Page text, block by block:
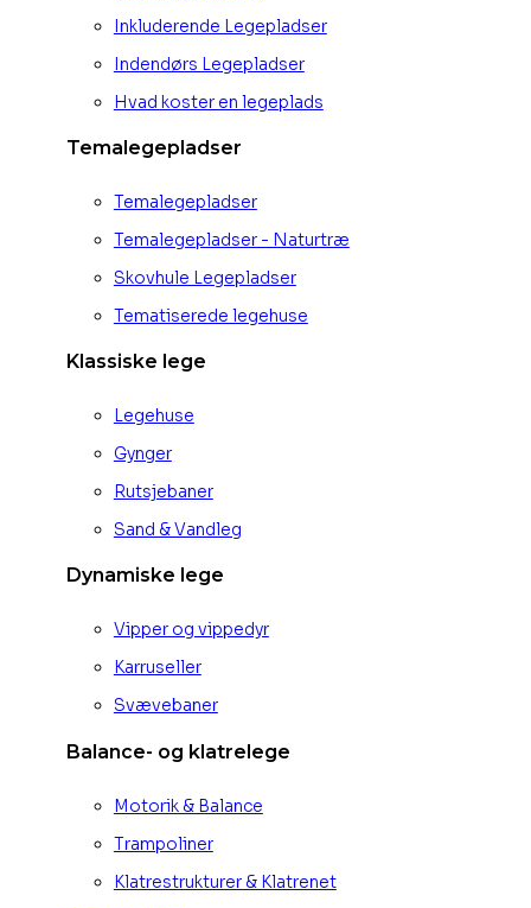
Inkluderende Legepladser
Indendørs Legepladser
Hvad koster en legeplads
Temalegepladser
Temalegepladser
Temalegepladser - Naturtræ
Skovhule Legepladser
Tematiserede legehuse
Klassiske lege
Legehuse
Gynger
Rutsjebaner
Sand & Vandleg
Dynamiske lege
Vipper og vippedyr
Karruseller
Svævebaner
Balance- og klatrelege
Motorik & Balance
Trampoliner
Klatrestrukturer & Klatrenet